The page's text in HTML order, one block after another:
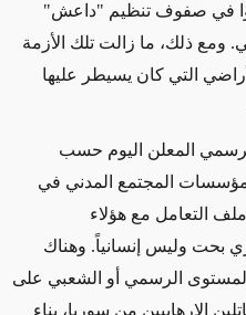
في صفوف تنظيم "داعش"
ومع ذلك، ما زالت تلك الأزمة
التي كان يسيطر عليها
المعلن اليوم حسب
المجتمع المدني في
التعامل مع هؤلاء
بحت وليس إنسانياً. وهناك
الرسمي أو الشعبي على
الإرهابيين من سوريا، بناء